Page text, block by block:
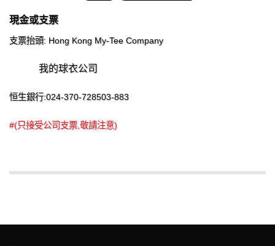
現金或支票
支票抬頭: Hong Kong My-Tee Company
我的球衣公司
恒生銀行:024-370-728503-883
#(只接受公司支票,敬請注意)